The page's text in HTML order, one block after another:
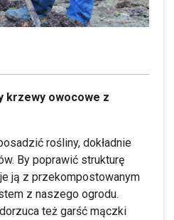
krzewy owocowe z
rośliny, dokładnie
By poprawić strukturę
ją z przekompostowanym
z naszego ogrodu.
też garść mączki